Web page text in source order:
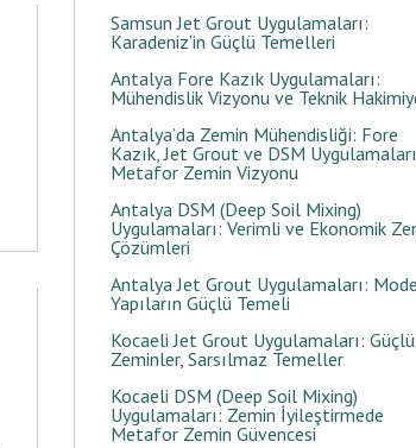
Samsun Jet Grout Uygulamaları:
Karadeniz’in Güçlü Temelleri
Antalya Fore Kazık Uygulamaları:
Mühendislik Vizyonu ve Teknik
Antalya’da Zemin Mühendisliği: Fore
Kazık, Jet Grout ve DSM
Metafor Zemin Vizyonu
Antalya DSM (Deep Soil Mixing)
Uygulamaları: Verimli ve Ekonomik
Çözümleri
Antalya Jet Grout Uygulamaları:
Yapıların Güçlü Temeli
Kocaeli Jet Grout Uygulamaları: Güçlü
Zeminler, Sarsılmaz Temeller
Kocaeli DSM (Deep Soil Mixing)
Uygulamaları: Zemin İyileştirmede
Metafor Zemin Güvencesi